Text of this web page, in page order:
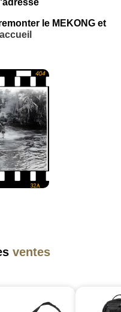
le MEKONG et
ventes